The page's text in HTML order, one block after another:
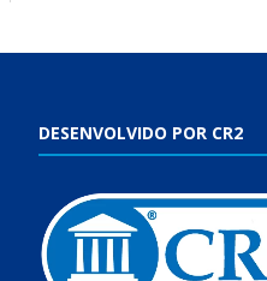
DESENVOLVIDO POR CR2